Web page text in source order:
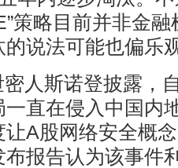
策略目前并非金
说法可能也偏乐
密人斯诺登披露，
直在侵入中国内
A股网络安全概
报告认为该事件